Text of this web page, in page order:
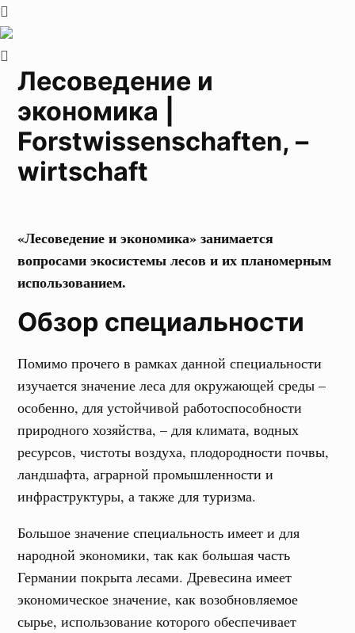
Лесоведение и
экономика |
Forstwissenschaften, –
wirtschaft
«Лесоведение и экономика» занимается
вопросами экосистемы лесов и их планомерным
использованием.
Обзор специальности
Помимо прочего в рамках данной специальности
изучается значение леса для окружающей среды –
особенно, для устойчивой работоспособности
природного хозяйства, – для климата, водных
ресурсов, чистоты воздуха, плодородности почвы,
ландшафта, аграрной промышленности и
инфраструктуры, а также для туризма.
Большое значение специальность имеет и для
народной экономики, так как большая часть
Германии покрыта лесами. Древесина имеет
экономическое значение, как возобновляемое
сырье, использование которого обеспечивает